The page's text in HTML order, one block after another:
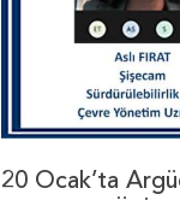
20 Ocak’ta